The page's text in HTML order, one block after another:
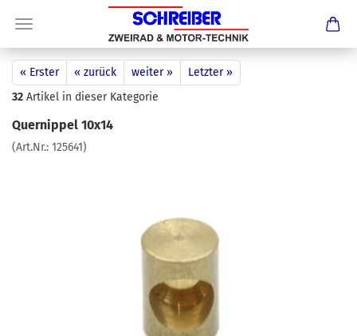
« Erster « zurück weiter »
Letzter »
32 Artikel in dieser Kategorie
Quernippel 10x14
(Art.Nr.: 125641)